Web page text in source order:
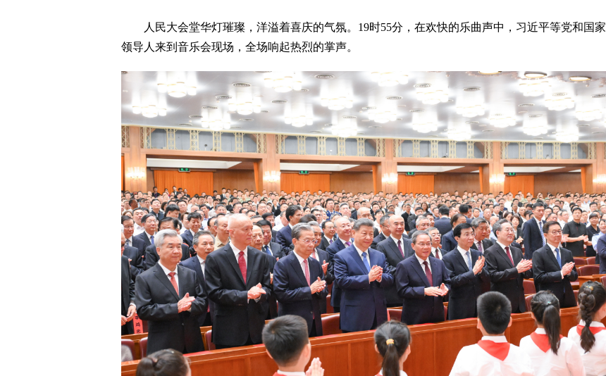
人民大会堂华灯璀璨，洋溢着喜庆的气氛。19时55分，在欢快的乐曲声中，习近平等党和国家
领导人来到音乐会现场，全场响起热烈的掌声。